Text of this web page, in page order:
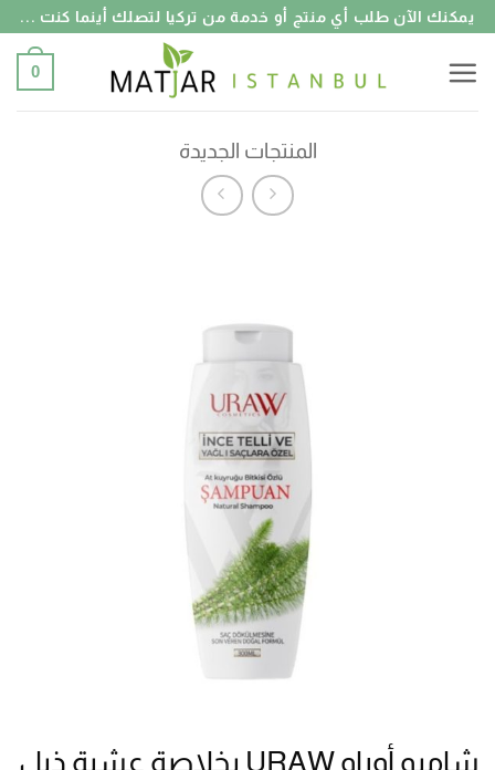
تخطي
يمكنك الآن طلب أي منتج أو خدمة من تركيا لتصلك أينما كنت ...
0
المنتجات الجديدة
شامبو أوراو URAW بخلاصة عشبة ذيل